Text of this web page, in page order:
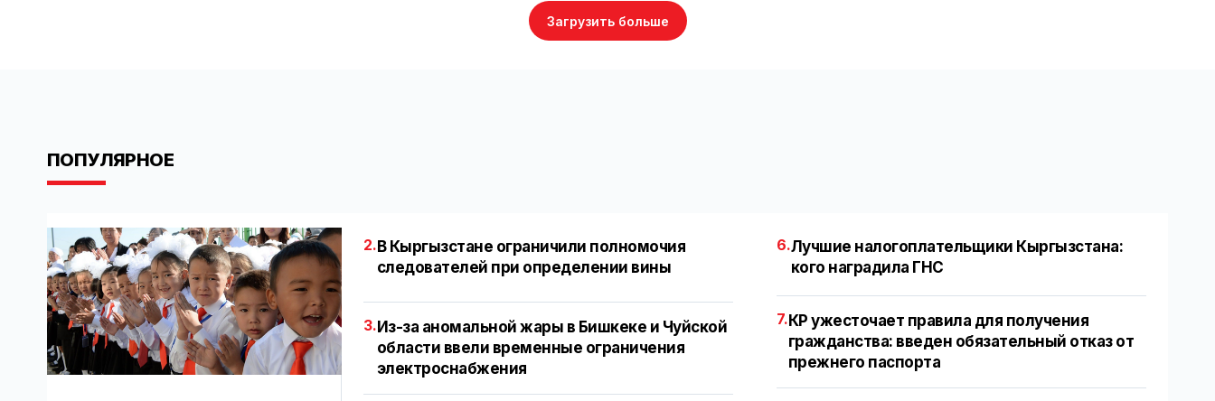
Загрузить больше
ПОПУЛЯРНОЕ
2. В Кыргызстане ограничили полномочия
следователей при определении вины
3.Из-за аномальной жары в Бишкеке и Чуйской
области ввели временные ограничения
электроснабжения
6.Лучшие налогоплательщики Кыргызстана:
кого наградила ГНС
7. КР ужесточает правила для получения
гражданства: введен обязательный отказ от
прежнего паспорта